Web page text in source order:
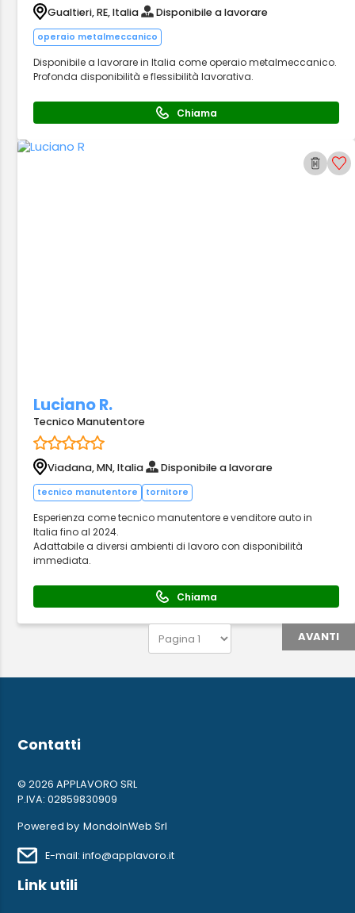
Gualtieri, RE, Italia Disponibile a lavorare
operaio metalmeccanico
Disponibile a lavorare in Italia come operaio metalmeccanico.
Profonda disponibilità e flessibilità lavorativa.
Chiama
Luciano R.
Tecnico Manutentore
Viadana, MN, Italia Disponibile a lavorare
tecnico manutentore tornitore
Esperienza come tecnico manutentore e venditore auto in
Italia fino al 2024.
Adattabile a diversi ambienti di lavoro con disponibilità
immediata.
Chiama
AVANTI
Contatti
© 2026 APPLAVORO SRL
P.IVA: 02859830909
Powered by MondoInWeb Srl
E-mail: info@applavoro.it
Link utili